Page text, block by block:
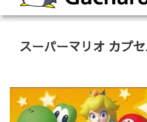
スーパーマリオ カプ